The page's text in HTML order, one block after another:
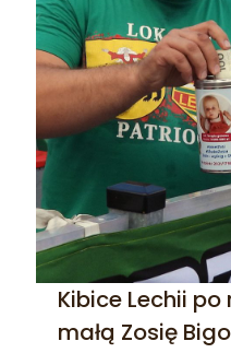
Kibice Lechii
małą Zosię